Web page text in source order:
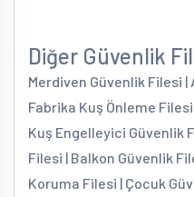
Diğer Güvenlik
Merdiven Güvenlik Filesi
Fabrika Kuş Önleme
Kuş Engelleyici Güvenlik
Filesi | Balkon Güvenlik
Koruma Filesi | Çocuk